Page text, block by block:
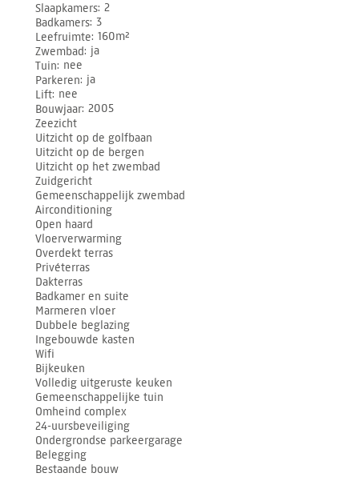
Slaapkamers 2
Badkamers 3
Leefruimte 160m²
Zwembad ja
Tuin nee
Parkeren ja
Lift nee
Bouwjaar 2005
Zeezicht
Uitzicht op de golfbaan
Uitzicht op de bergen
Uitzicht op het zwembad
Zuidgericht
Gemeenschappelijk zwembad
Airconditioning
Open haard
Vloerverwarming
Overdekt terras
Privéterras
Dakterras
Badkamer en suite
Marmeren vloer
Dubbele beglazing
Ingebouwde kasten
Wifi
Bijkeuken
Volledig uitgeruste keuken
Gemeenschappelijke tuin
Omheind complex
24-uursbeveiliging
Ondergrondse parkeergarage
Belegging
Bestaande bouw